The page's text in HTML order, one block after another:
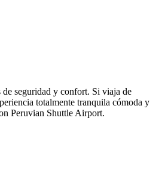
de seguridad y confort. Si viaja de
totalmente tranquila cómoda y
Peruvian Shuttle Airport.